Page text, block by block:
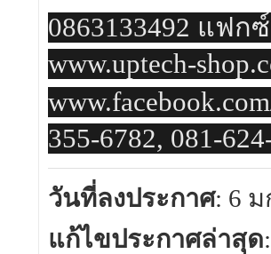
0863133492 แฟกซ์
www.uptech-
355-6782, 081-
วันที่ลงประกาศ: 6
แก้ไขประกาศล่าสุด